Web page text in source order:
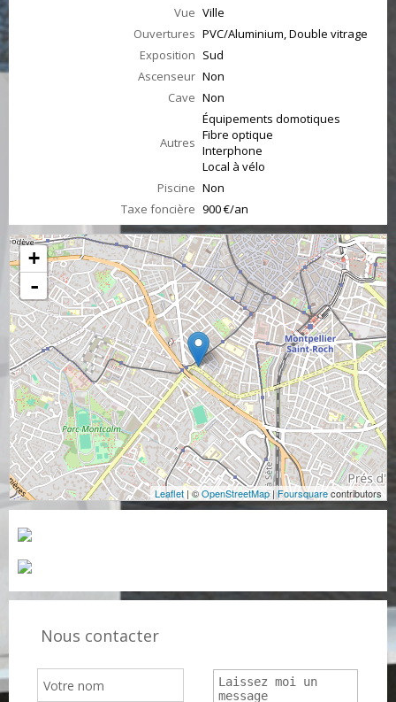
Vue Ville
Ouvertures PVC/Aluminium, Double vitrage
Exposition Sud
Ascenseur Non
Cave Non
Autres
Équipements domotiques
Fibre optique
Interphone
Local à vélo
Piscine Non
Taxe foncière 900 €/an
+
-
Leaflet | ©OpenStreetMap|Foursquarecontributors
Nous contacter